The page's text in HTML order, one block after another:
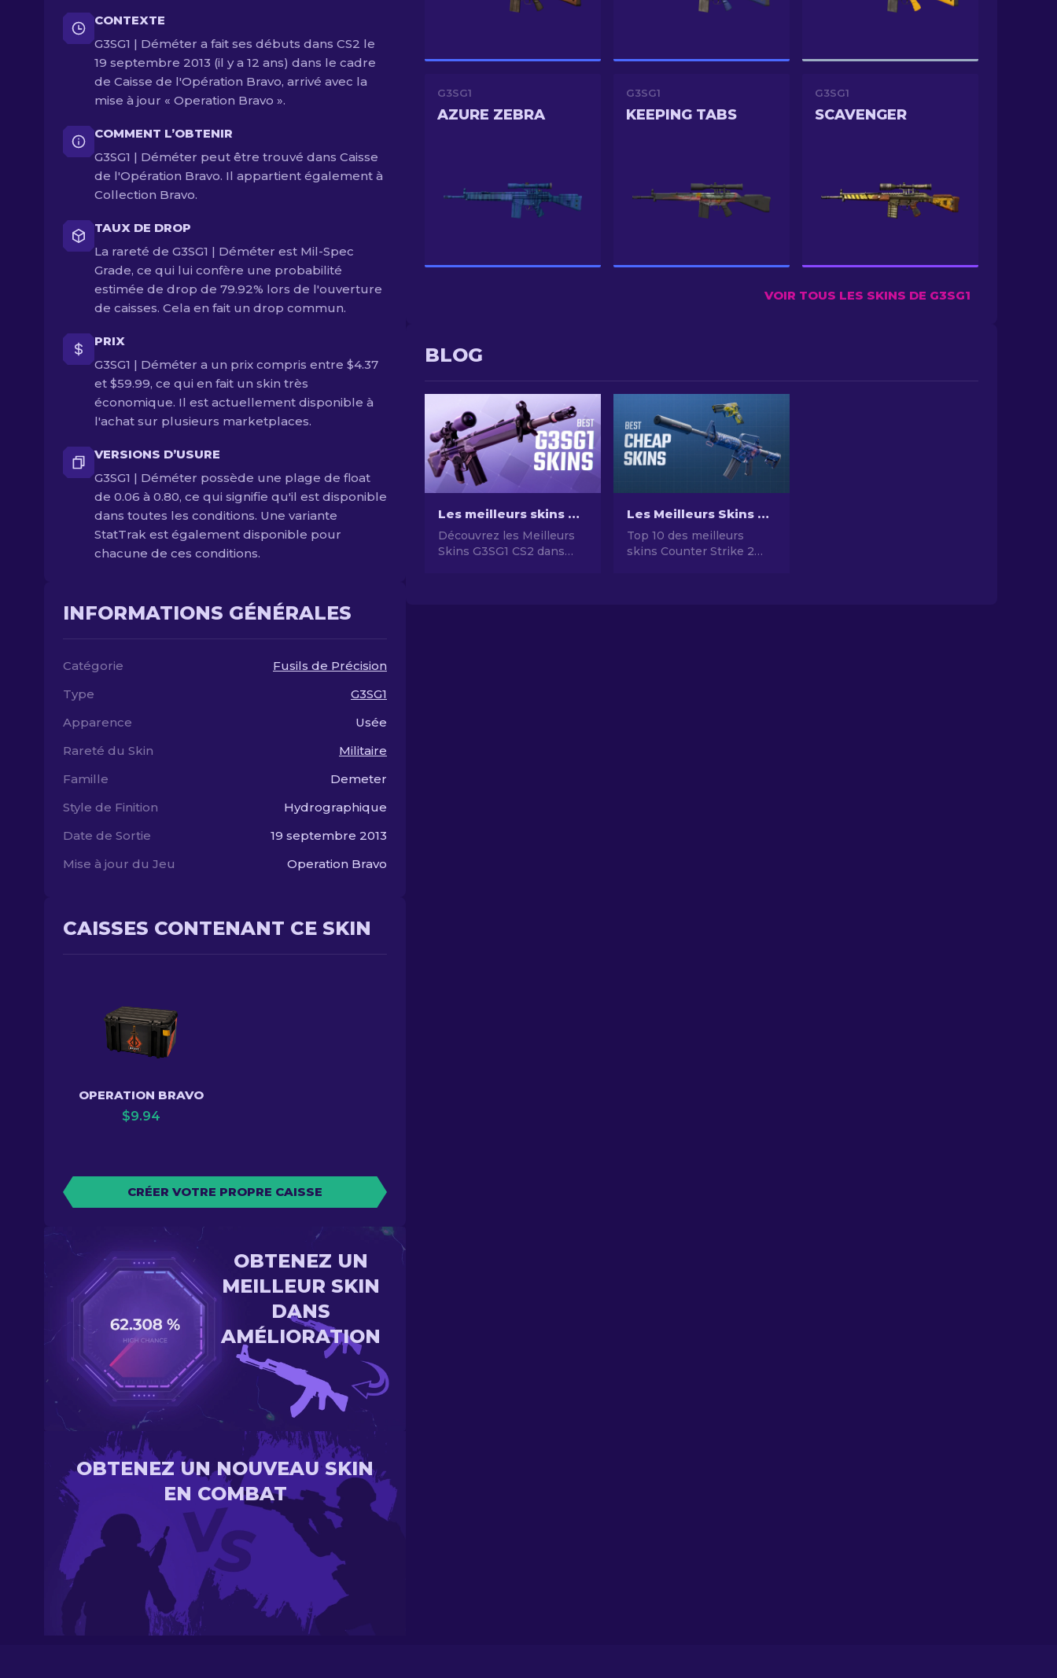
CONTEXTE
G3SG1 | Déméter a fait ses débuts dans CS2 le
19 septembre 2013 (il y a 12 ans) dans le cadre
de Caisse de l'Opération Bravo, arrivé avec la
mise à jour « Operation Bravo ».
COMMENT L’OBTENIR
G3SG1 | Déméter peut être trouvé dans Caisse
de l'Opération Bravo. Il appartient également à
Collection Bravo.
TAUX DE DROP
La rareté de G3SG1 | Déméter est Mil-Spec
Grade, ce qui lui confère une probabilité
estimée de drop de 79.92% lors de l'ouverture
de caisses. Cela en fait un drop commun.
PRIX
G3SG1 | Déméter a un prix compris entre $4.37
et $59.99, ce qui en fait un skin très
économique. Il est actuellement disponible à
l'achat sur plusieurs marketplaces.
VERSIONS D’USURE
G3SG1 | Déméter possède une plage de float
de 0.06 à 0.80, ce qui signifie qu'il est disponible
dans toutes les conditions. Une variante
StatTrak est également disponible pour
chacune de ces conditions.
INFORMATIONS GÉNÉRALES
Catégorie
Fusils de Précision
Type
G3SG1
Apparence
Usée
Rareté du Skin
Militaire
Famille
Demeter
Style de Finition
Hydrographique
Date de Sortie
19 septembre 2013
Mise à jour du Jeu
Operation Bravo
CAISSES CONTENANT CE SKIN
OPERATION BRAVO
$9.94
CRÉER VOTRE PROPRE CAISSE
OBTENEZ UN
MEILLEUR SKIN
DANS
AMÉLIORATION
OBTENEZ UN NOUVEAU SKIN
EN COMBAT
G3SG1
AZURE ZEBRA
G3SG1
KEEPING TABS
G3SG1
SCAVENGER
VOIR TOUS LES SKINS DE G3SG1
BLOG
Les meilleurs skins CS2 G3SG1 dans toutes les gammes de prix
Découvrez les Meilleurs
Skins G3SG1 CS2 dans
Les Meilleurs Skins Bon Marché dans CS2 [2026]
Top 10 des meilleurs
skins Counter Strike 2